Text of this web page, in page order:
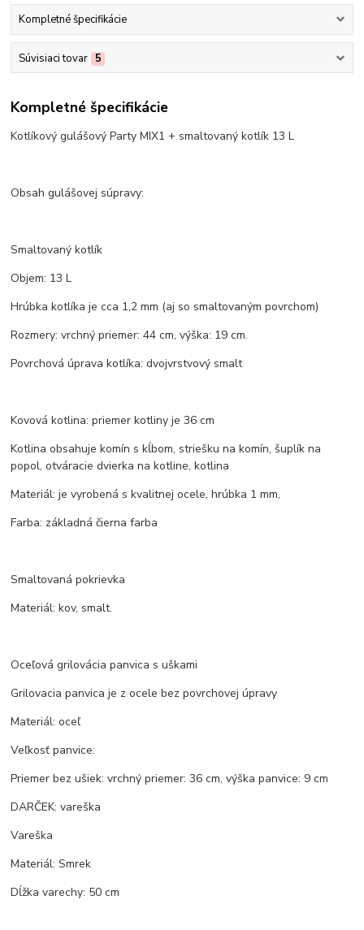
Kompletné špecifikácie
Súvisiaci tovar 5
Kompletné špecifikácie
Kotlíkový gulášový Party MIX1 + smaltovaný kotlík 13 L
Obsah gulášovej súpravy:
Smaltovaný kotlík
Objem: 13 L
Hrúbka kotlíka je cca 1,2 mm (aj so smaltovaným povrchom)
Rozmery: vrchný priemer: 44 cm, výška: 19 cm.
Povrchová úprava kotlíka: dvojvrstvový smalt
Kovová kotlina: priemer kotliny je 36 cm
Kotlina obsahuje komín s kĺbom, striešku na komín, šuplík na
popol, otváracie dvierka na kotline, kotlina
Materiál: je vyrobená s kvalitnej ocele, hrúbka 1 mm,
Farba: základná čierna farba
Smaltovaná pokrievka
Materiál: kov, smalt.
Oceľová grilovácia panvica s uškami
Grilovacia panvica je z ocele bez povrchovej úpravy
Materiál: oceľ
Veľkosť panvice:
Priemer bez ušiek: vrchný priemer: 36 cm, výška panvice: 9 cm
DARČEK: vareška
Vareška
Materiál: Smrek
Dĺžka varechy: 50 cm